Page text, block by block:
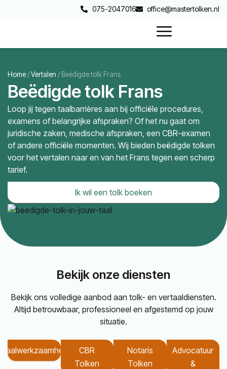
075-2047016 office@mastertolken.nl
Home /Vertalen / Beëdigde tolk Frans
Beëdigde tolk Frans
Loop jij tegen taalbarrières aan bij officiële procedures,
examens of belangrijke afspraken? Of het nu gaat om
juridische zaken, medische afspraken, een CBR-examen
of andere officiële momenten. Wij bieden beëdigde tolken
voor het vertalen naar en van het Frans tegen een scherp
tarief.
Ik wil een tolk boeken
Bekijk onze diensten
Bekijk ons volledige aanbod aan tolk- en vertaaldiensten.
Altijd betrouwbaar, professioneel en afgestemd op jouw
situatie.
CBR
Tolken
Notaris
Tolken
Advocatuur
&